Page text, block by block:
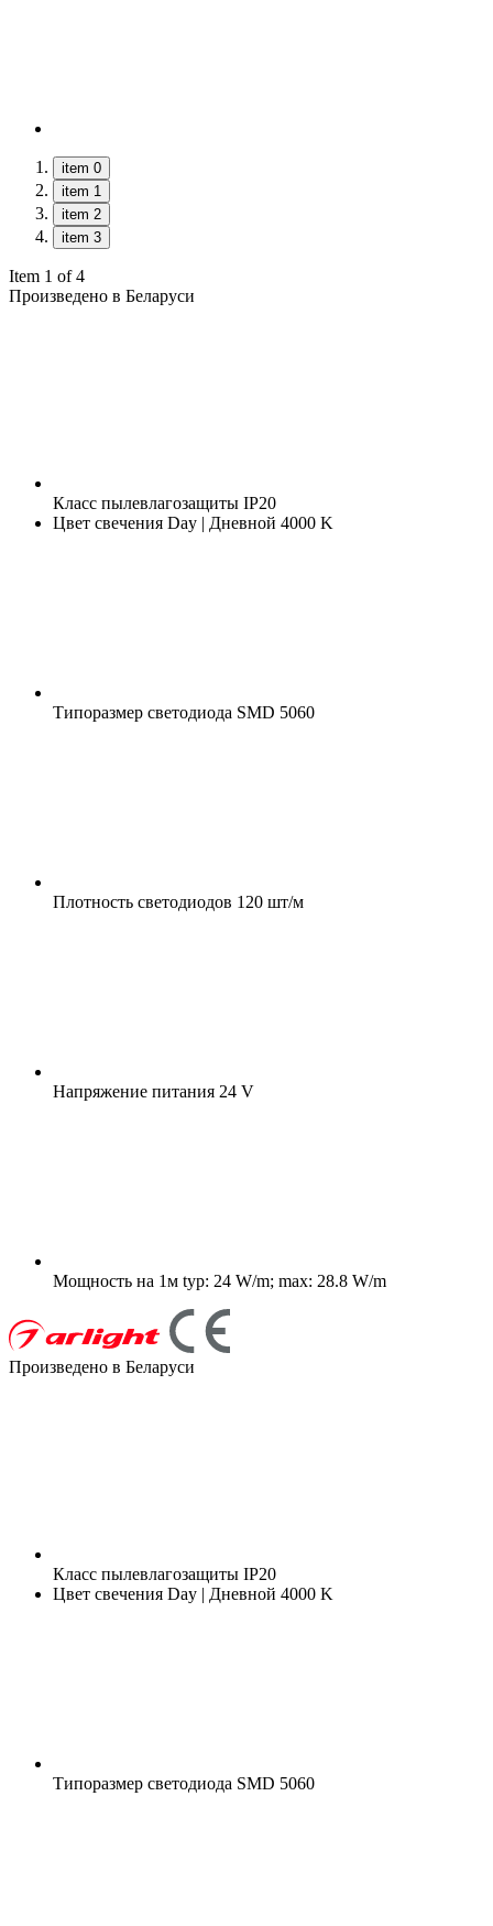
item 0
item 1
item 2
item 3
Item 1 of 4
Произведено в Беларуси
Класс пылевлагозащиты IP20
Цвет свечения Day | Дневной 4000 K
Типоразмер светодиода SMD 5060
Плотность светодиодов 120 шт/м
Напряжение питания 24 V
Мощность на 1м typ: 24 W/m; max: 28.8 W/m
Произведено в Беларуси
Класс пылевлагозащиты IP20
Цвет свечения Day | Дневной 4000 K
Типоразмер светодиода SMD 5060